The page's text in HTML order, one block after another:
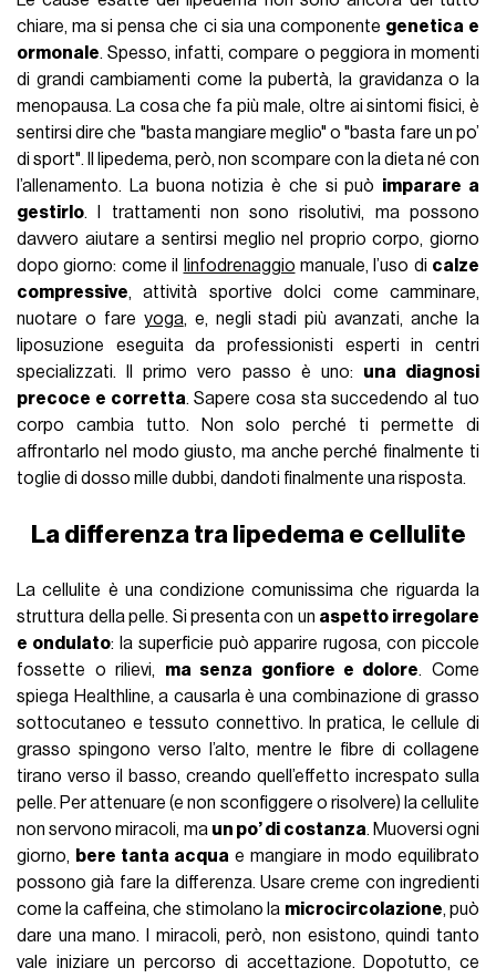
chiare, ma si pensa che ci sia una componente genetica e
ormonale. Spesso, infatti, compare o peggiora in momenti
di grandi cambiamenti come la pubertà, la gravidanza o la
menopausa. La cosa che fa più male, oltre ai sintomi fisici, è
sentirsi dire che "basta mangiare meglio" o "basta fare un po’
di sport". Il lipedema, però, non scompare con la dieta né con
l’allenamento. La buona notizia è che si può imparare a
gestirlo. I trattamenti non sono risolutivi, ma possono
davvero aiutare a sentirsi meglio nel proprio corpo, giorno
dopo giorno: come il
linfodrenaggio manuale, l’uso di calze
compressive, attività sportive dolci come camminare,
nuotare o fare yoga, e, negli stadi più avanzati, anche la
liposuzione eseguita da professionisti esperti in centri
specializzati. Il primo vero passo è uno: una diagnosi
precoce e corretta. Sapere cosa sta succedendo al tuo
corpo cambia tutto. Non solo perché ti permette di
affrontarlo nel modo giusto, ma anche perché finalmente ti
toglie di dosso mille dubbi, dandoti finalmente una risposta.
La differenza tra lipedema e cellulite
La cellulite è una condizione comunissima che riguarda la
struttura della pelle. Si presenta con un aspetto irregolare
e ondulato: la superficie può apparire rugosa, con piccole
fossette o rilievi, ma senza gonfiore e dolore. Come
spiega Healthline, a causarla è una combinazione di grasso
sottocutaneo e tessuto connettivo. In pratica, le cellule di
grasso spingono verso l’alto, mentre le fibre di collagene
tirano verso il basso, creando quell’effetto increspato sulla
pelle. Per attenuare (e non sconfiggere o risolvere) la cellulite
non servono miracoli, ma un po’ di costanza. Muoversi ogni
giorno, bere tanta acqua e mangiare in modo equilibrato
possono già fare la differenza. Usare creme con ingredienti
come la caffeina, che stimolano la microcircolazione, può
dare una mano. I miracoli, però, non esistono, quindi tanto
vale iniziare un percorso di accettazione. Dopotutto, ce